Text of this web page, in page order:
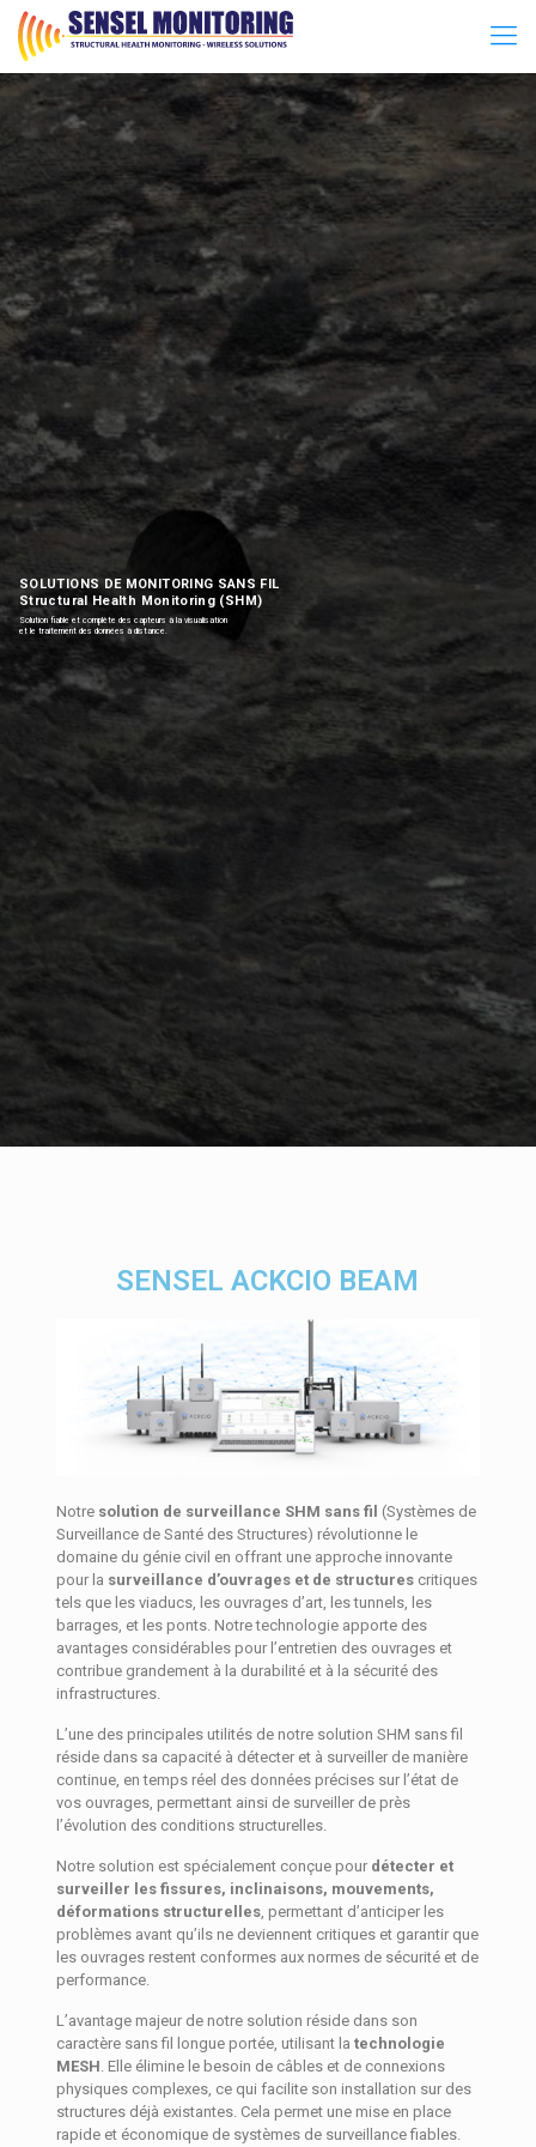
SOLUTIONS DE MONITORING SANS FIL
Structural Health Monitoring (SHM)
Solution fiable et complète des capteurs à la visualisation
et le traitement des données à distance.
SENSEL ACKCIO BEAM
Notre solution de surveillance SHM sans fil (Systèmes de
Surveillance de Santé des Structures) révolutionne le
domaine du génie civil en offrant une approche innovante
pour la surveillance d’ouvrages et de structurescritiques
tels que les viaducs, les ouvrages d’art, les tunnels, les
barrages, et les ponts. Notre technologie apporte des
avantages considérables pour l’entretien des ouvrages et
contribue grandement à la durabilité et à la sécurité des
infrastructures.
L’une des principales utilités de notre solution SHM sans fil
réside dans sa capacité à détecter et à surveiller de manière
continue, en temps réel des données précises sur l’état de
vos ouvrages, permettant ainsi de surveiller de près
l’évolution des conditions structurelles.
Notre solution est spécialement conçue pour détecter et
surveiller les fissures, inclinaisons, mouvements,
déformations structurelles, permettant d’anticiper les
problèmes avant qu’ils ne deviennent critiques et garantir que
les ouvrages restent conformes aux normes de sécurité et de
performance.
L’avantage majeur de notre solution réside dans son
caractère sans fil longue portée, utilisant la technologie
MESH . Elle élimine le besoin de câbles et de connexions
physiques complexes, ce qui facilite son installation sur des
structures déjà existantes. Cela permet une mise en place
rapide et économique de systèmes de surveillance fiables.